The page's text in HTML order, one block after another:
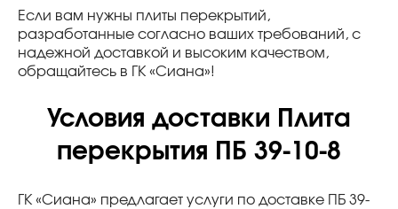
Если вам нужны плиты перекрытий,
разработанные согласно ваших требований, с
надежной доставкой и высоким качеством,
обращайтесь в ГК «Сиана»!
Условия доставки Плита
перекрытия ПБ 39-10-8
ГК «Сиана» предлагает услуги по доставке ПБ 39-